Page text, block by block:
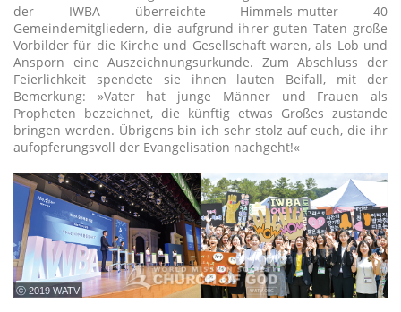
der IWBA überreichte Himmels-mutter 40
Gemeindemitgliedern, die aufgrund ihrer guten Taten große
Vorbilder für die Kirche und Gesellschaft waren, als Lob und
Ansporn eine Auszeichnungsurkunde. Zum Abschluss der
Feierlichkeit spendete sie ihnen lauten Beifall, mit der
Bemerkung: »Vater hat junge Männer und Frauen als
Propheten bezeichnet, die künftig etwas Großes zustande
bringen werden. Übrigens bin ich sehr stolz auf euch, die ihr
aufopferungsvoll der Evangelisation nachgeht!«
ⓒ 2019 WATV